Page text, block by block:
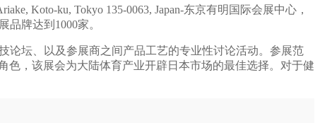
Koto-ku, Tokyo 135-0063, Japan-东京有明国际会展中心，
品牌达到1000家。
论坛、以及参展商之间产品工艺的专业性讨论活动。参展范
，该展会为大陆体育产业开辟日本市场的最佳选择。对于健